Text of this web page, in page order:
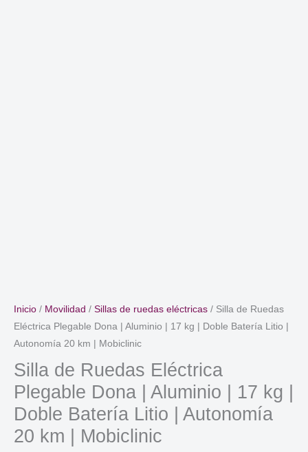
Inicio / Movilidad / Sillas de ruedas eléctricas / Silla de Ruedas
Eléctrica Plegable Dona | Aluminio | 17 kg | Doble Batería Litio |
Autonomía 20 km | Mobiclinic
Silla de Ruedas Eléctrica
Plegable Dona | Aluminio | 17 kg |
Doble Batería Litio | Autonomía
20 km | Mobiclinic